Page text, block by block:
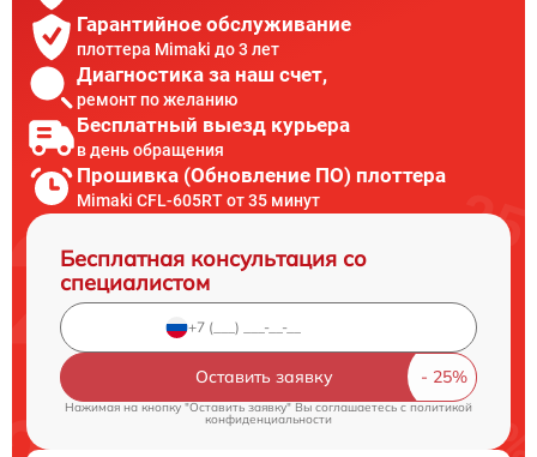
Гарантийное обслуживание
плоттера Mimaki до 3 лет
Диагностика за наш счет,
ремонт по желанию
Бесплатный выезд курьера
в день обращения
Прошивка (Обновление ПО) плоттера
Mimaki CFL-605RT от 35 минут
Бесплатная консультация со
специалистом
Оставить заявку
Нажимая на кнопку "Оставить заявку" Вы соглашаетесь cполитикой
конфиденциальности